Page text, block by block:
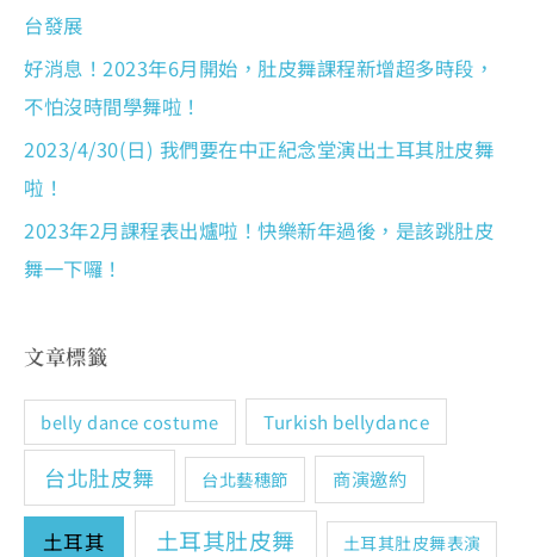
台發展
好消息！2023年6月開始，肚皮舞課程新增超多時段，
不怕沒時間學舞啦！
2023/4/30(日) 我們要在中正紀念堂演出土耳其肚皮舞
啦！
2023年2月課程表出爐啦！快樂新年過後，是該跳肚皮
舞一下囉！
文章標籤
belly dance costume Turkish bellydance
台北肚皮舞 台北藝穗節 商演邀約
土耳其 土耳其肚皮舞 土耳其肚皮舞表演